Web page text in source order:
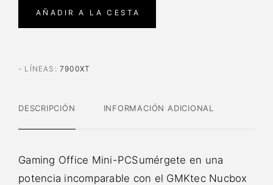
AÑADIR A LA CESTA
- LÍNEAS :7900XT
DESCRIPCIÓN INFORMACIÓN ADICIONAL
Gaming Office Mini-PCSumérgete en una
potencia incomparable con el GMKtec Nucbox